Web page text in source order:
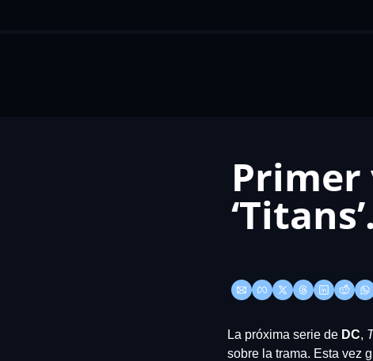
Primer
‘Titans’.
La próxima serie de DC,
sobre la trama. Esta vez